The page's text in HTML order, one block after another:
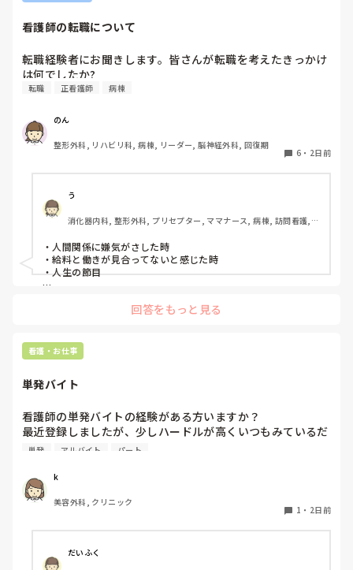
がいいんじゃないの？」と声をかけても、「記録終わってな
早く色々覚えたい！という、意欲があまり感じられず…これ
はPNS云々よりも、その新人の性格かな？とも思いました
が、ほとんどの新人に当てはまりました。。。時代柄でしょ
私はどちらかといえば、PNSは好きじゃありません。
でもPNSでやれというからには、もっと業務量に見合った、
新人を指導しながら業務ができるゆとりが欲しいです。
いと思いますか？
看護師の転職について
転職経験者にお聞きします。皆さんが転職を考えたきっかけ
は何でしたか?
転職 正看護師 病棟
のん
整形外科, リハビリ科, 病棟, リーダー, 脳神経外科, 回復期
6 ・ 2日前
う
消化器内科, 整形外科, プリセプター, ママナース, 病棟, 訪問看護,
・人間関係に嫌気がさした時
・給料と働きが見合ってないと感じた時
・人生の節目
回答をもっと見る
看護・お仕事
単発バイト
看護師の単発バイトの経験がある方いますか？
最近登録しましたが、少しハードルが高くいつもみているだ
けです。
ような雰囲気なのか知りたいです。
単発 アルバイト パート
k
美容外科, クリニック
1 ・ 2日前
だいふく